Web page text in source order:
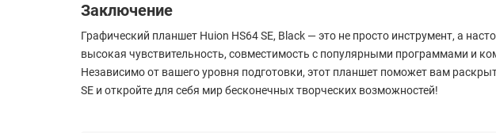
Заключение
Графический планшет Huion HS64 SE, Black — это не просто инструмент, а
высокая чувствительность, совместимость с популярными программами и
Независимо от вашего уровня подготовки, этот планшет поможет вам
SE и откройте для себя мир бесконечных творческих возможностей!